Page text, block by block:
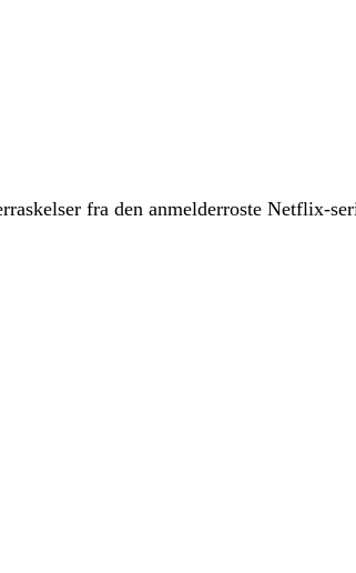
fra den anmelderroste Netflix-